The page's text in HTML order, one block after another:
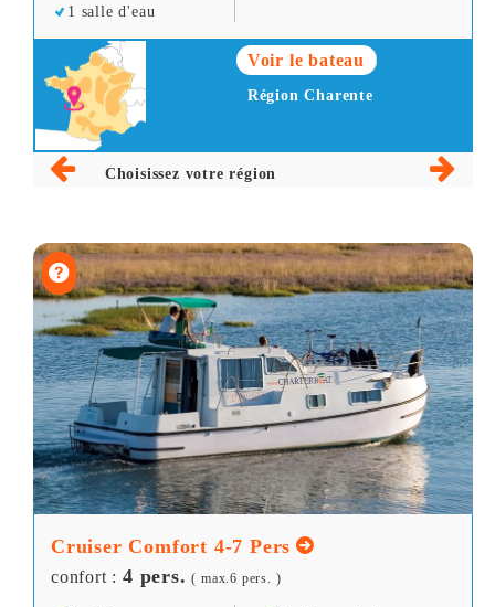
1 salle d'eau
Voir le bateau
Région Charente
Choisissez votre région
Cruiser Comfort 4-7 Pers
confort : 4 pers. ( max.6 pers. )